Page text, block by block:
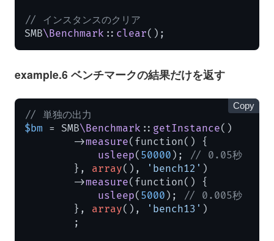
// インスタンスのクリア
SMB\Benchmark :: clear();
example.6 ベンチマークの結果だけを返す
// 単独の出力
$bm = SMB\Benchmark :: getInstance()
        ->
measure(function() {
usleep( 50000 ); // 0.05秒
        },
array(), 'bench12' )
        ->
measure(function() {
usleep( 5000 ); // 0.005秒
        },
array(), 'bench13' )
        ;
Copy